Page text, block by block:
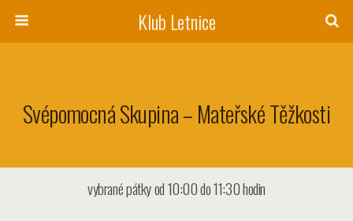
Klub Letnice
Svépomocná Skupina – Mateřské Těžkosti
vybrané pátky od 10:00 do 11:30 hodin